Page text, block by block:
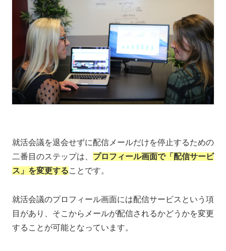
就活会議を退会せずに配信メールだけを停止するための
二番目のステップは、 プロフィール画面で「配信サービ
ス」を変更することです。
就活会議のプロフィール画面には配信サービスという項
目があり、そこからメールが配信されるかどうかを変更
することが可能となっています。